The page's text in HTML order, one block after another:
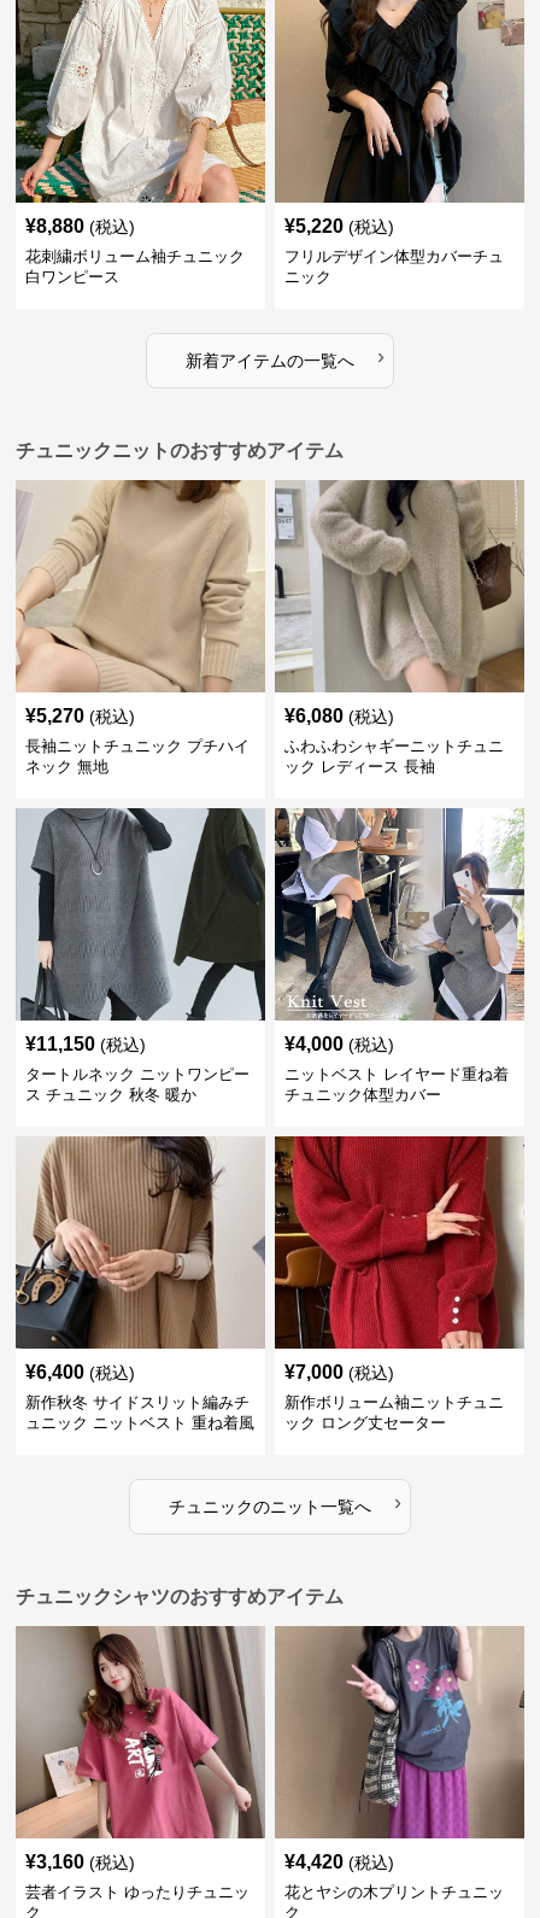
¥8,880 (税込)
花刺繍ボリューム袖チュニック
白ワンピース
¥5,220 (税込)
フリルデザイン体型カバーチュ
ニック
新着アイテムの一覧へ ›
チュニックニットのおすすめアイテム
¥5,270 (税込)
長袖ニットチュニック プチハイ
ネック 無地
¥6,080 (税込)
ふわふわシャギーニットチュニ
ック レディース 長袖
¥11,150 (税込)
タートルネック ニットワンピー
ス チュニック 秋冬 暖か
¥4,000 (税込)
ニットベスト レイヤード重ね着
チュニック体型カバー
¥6,400 (税込)
新作秋冬 サイドスリット編みチ
ュニック ニットベスト 重ね着風
¥7,000 (税込)
新作ボリューム袖ニットチュニ
ック ロング丈セーター
チュニックのニット一覧へ ›
チュニックシャツのおすすめアイテム
¥3,160 (税込)
芸者イラスト ゆったりチュニッ
ク
¥4,420 (税込)
花とヤシの木プリントチュニッ
ク